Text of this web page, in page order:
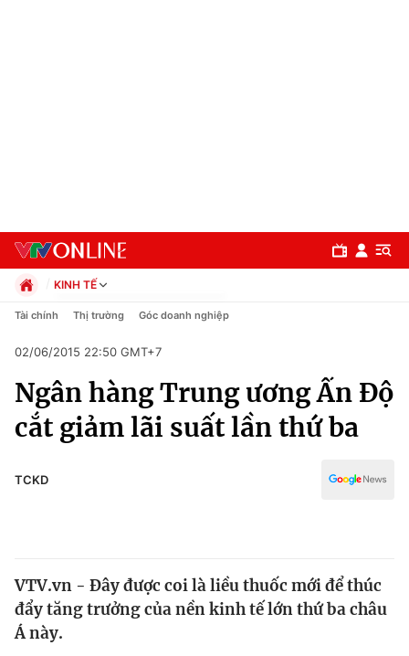
Chuyên mục
Chính trị
Thế giới
KINH TẾ
Chính trị
Pháp luật
Kinh tế
Thể thao
Truyền hình
Tài chính Thị trường Góc doanh nghiệp
02/06/2015 22:50 GMT+7
Ngân hàng Trung ương Ấn Độ
cắt giảm lãi suất lần thứ ba
TCKD
VTV.vn - Đây được coi là liều thuốc mới để thúc
đẩy tăng trưởng của nền kinh tế lớn thứ ba châu
Á này.